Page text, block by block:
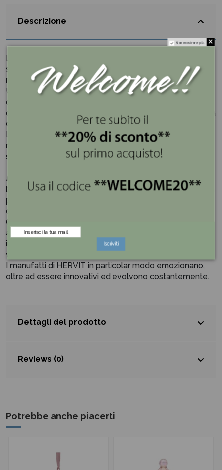
Descrizione
sapone naturale, un profumo avvolgente che rigenera la
mente e il corpo.
Una piccola oasi di benessere direttamente a casa tua...
quel momento perfetto a cui Hervit dedica il set con
candela e sapone Regenerating Spa con una sola Parola
d'ordine: relax!
La fragranza “Chanel Coco” è una fragranza sensuale e
rilassante, che si apre alle note seducenti di un’eleganza
senza tempo.
Hervit
è molto conosciuta nel mondo del regalo e della
bomboniera grazie alla creazione delle linee esclusive in
porcellana e inventando delle particolari combinazioni
che sposano cristallo, metallo e cera.
Ogni oggetto è frutto di un lavoro tanto tecnico quanto
artistico, adatto alle persone che hanno una curiosità
innata ed un intelletto flessibile in grado di adattarsi alle
varie situazioni che gli si presentano davanti.
I manufatti di HERVIT in particolar modo emozionano,
oltre ad essere innovativi ed evolvono costantemente.
Dettagli del prodotto
Reviews (0)
Potrebbe anche piacerti
Non mostrare più.
Iscriviti